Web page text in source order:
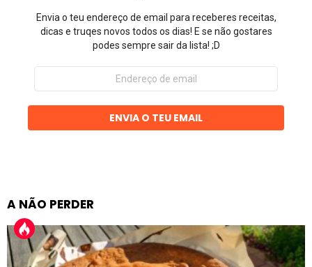
Envia o teu endereço de email para receberes receitas,
dicas e truqes novos todos os dias! E se não gostares
podes sempre sair da lista! ;D
Endereço
email
ENVIA O TEU EMAIL
A NÃO PERDER